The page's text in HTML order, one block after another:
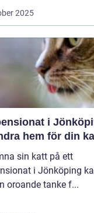
2025
i
hem för din
sin katt på ett
i Jönköping
oroande tanke f...